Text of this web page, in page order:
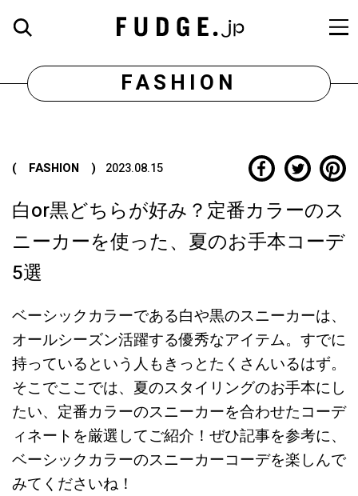
FASHION
( FASHION ) 2023.08.15
白or黒どちらが好み？定番カラーのス
ニーカーを使った、夏のお手本コーデ
5選
ベーシックカラーである白や黒のスニーカーは、
オールシーズン活躍する優秀なアイテム。すでに
持っているという人もきっとたくさんいるはず。
そこでここでは、夏のスタイリングのお手本にし
たい、定番カラーのスニーカーを合わせたコーデ
ィネートを厳選してご紹介！ぜひ記事を参考に、
ベーシックカラーのスニーカーコーデを楽しんで
みてくださいね！